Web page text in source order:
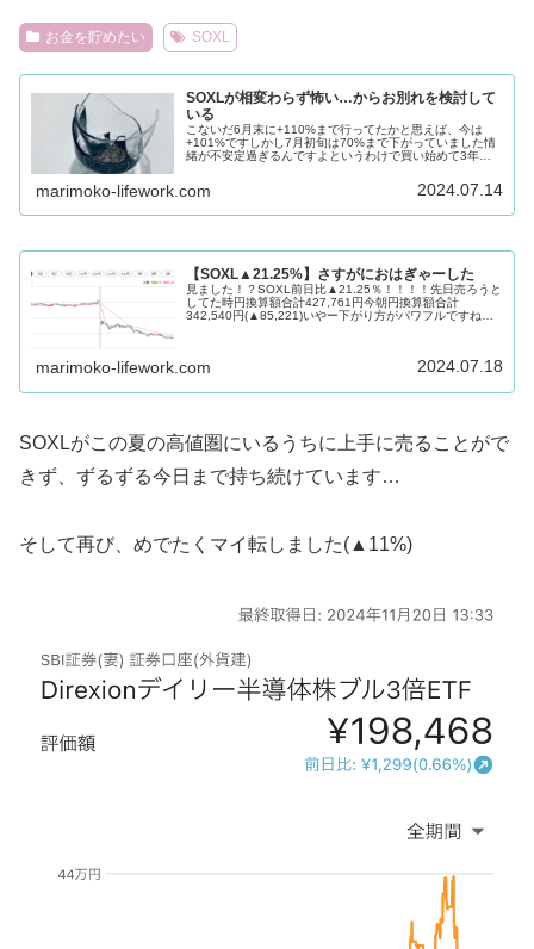
お金を貯めたい SOXL
SOXLが相変わらず怖い…からお別れを検討して
いる
こないだ6月末に+110%まで行ってたかと思えば、今は
+101%ですしかし7月初旬は70%まで下がっていました情
緒が不安定過ぎるんですよというわけで買い始めて3年、
marimoko-lifework.com 2024.07.14
【SOXL▲21.25%】さすがにおはぎゃーした
見ました！？SOXL前日比▲21.25％！！！！先日売ろうと
してた時円換算額合計427,761円今朝円換算額合計
342,540円(▲85,221)いやー下がり方がパワフルですね！
marimoko-lifework.com 2024.07.18
SOXLがこの夏の高値圏にいるうちに上手に売ることがで
きず、ずるずる今日まで持ち続けています…
そして再び、めでたくマイ転しました(▲11%)